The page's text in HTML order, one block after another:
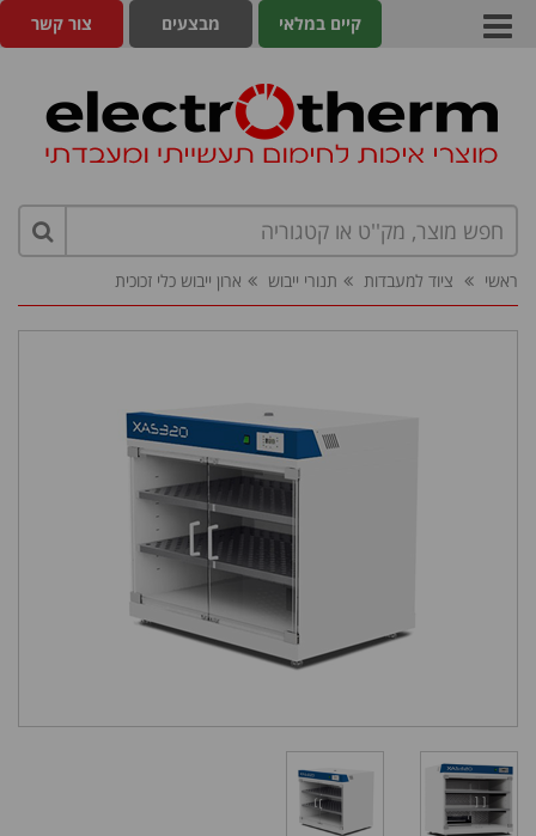
צור קשר מבצעים קיים במלאי
ראשי ציוד למעבדות תנורי ייבוש ארון ייבוש כלי זכוכית